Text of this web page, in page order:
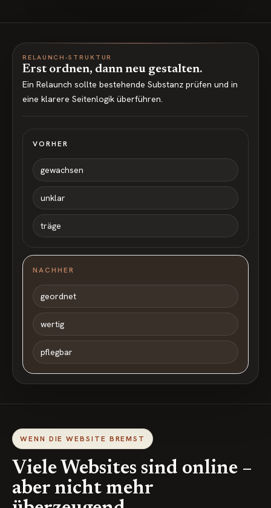
RELAUNCH-STRUKTUR
Erst ordnen, dann neu gestalten.
Ein Relaunch sollte bestehende Substanz prüfen und in
eine klarere Seitenlogik überführen.
VORHER
gewachsen
unklar
träge
NACHHER
geordnet
wertig
pflegbar
WENN DIE WEBSITE BREMST
Viele Websites sind online –
aber nicht mehr